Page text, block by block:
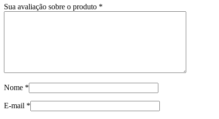
Sua avaliação sobre o produto *
Nome *
E-mail *